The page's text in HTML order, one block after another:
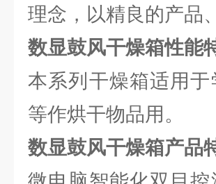
理念，以精良的产品
数显鼓风干燥箱性能
本系列干燥箱适用
等作烘干物品用。
数显鼓风干燥箱产品